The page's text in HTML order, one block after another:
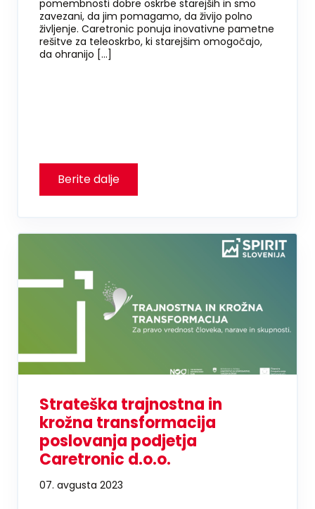
pomembnosti dobre oskrbe starejših in smo
zavezani, da jim pomagamo, da živijo polno
življenje. Caretronic ponuja inovativne pametne
rešitve za teleoskrbo, ki starejšim omogočajo,
da ohranijo […]
Strateška trajnostna in
krožna transformacija
poslovanja podjetja
Caretronic d.o.o.
07. avgusta 2023